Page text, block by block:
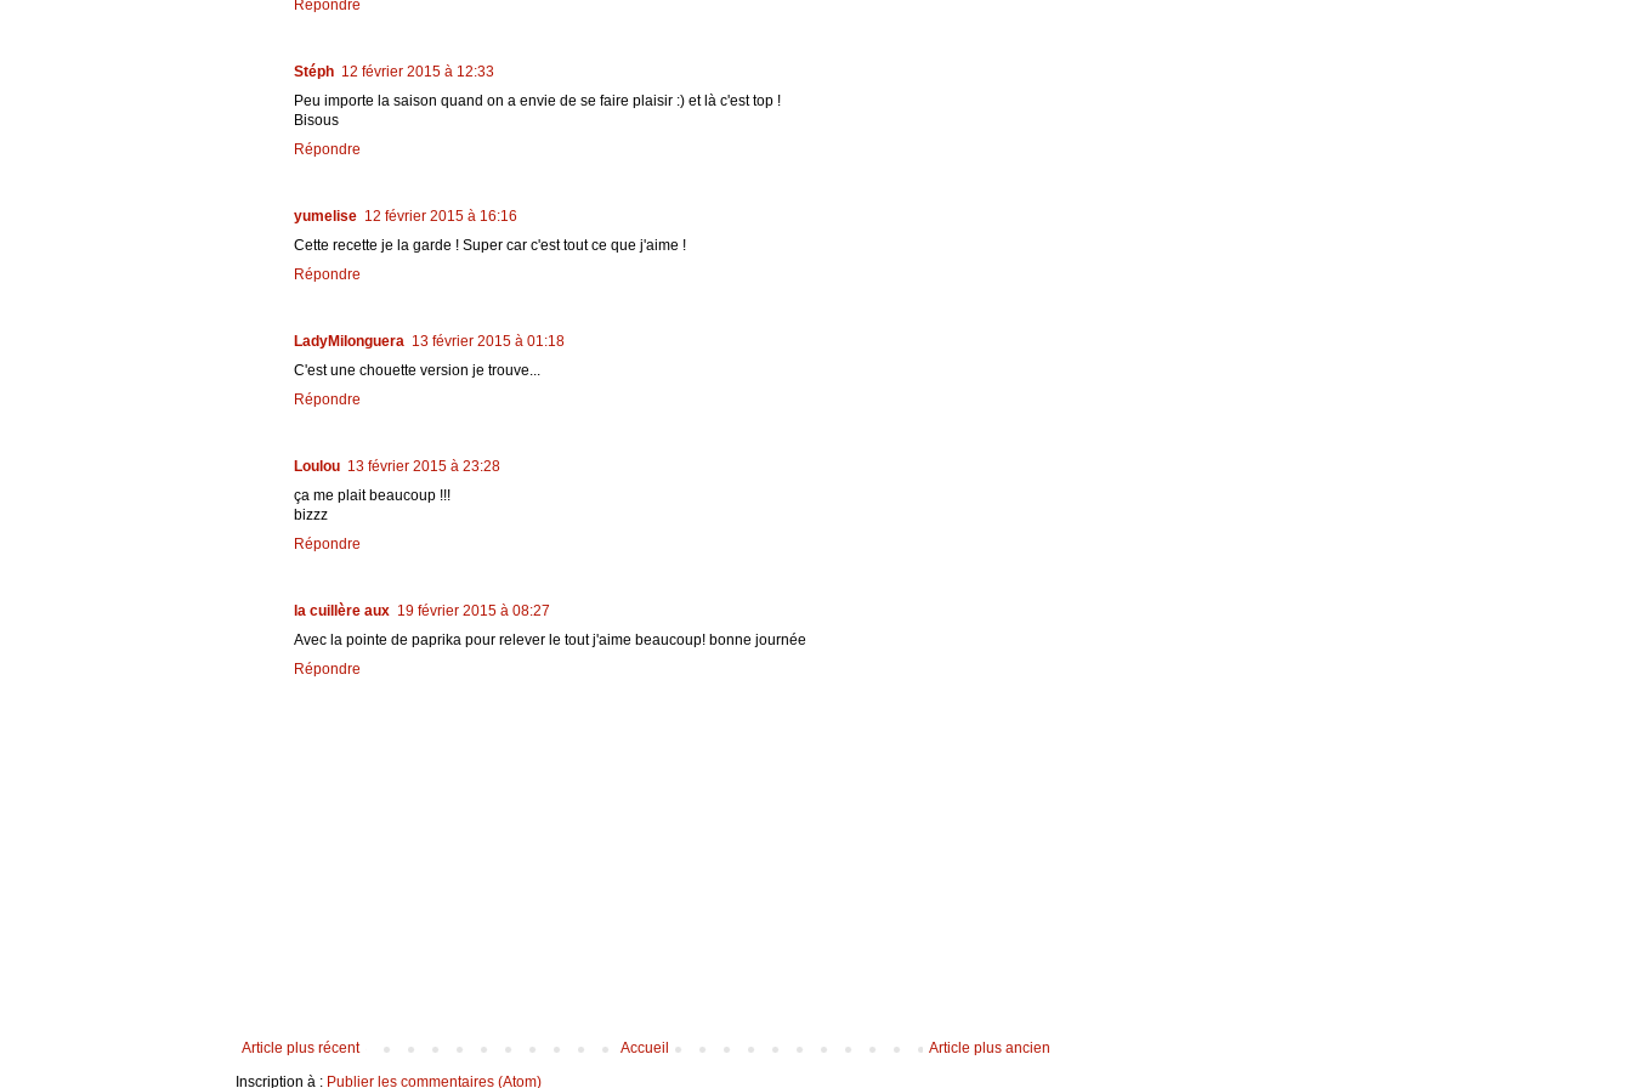
Répondre
Stéph 12 février 2015 à 12:33
Peu importe la saison quand on a envie de se faire plaisir :) et là c'est top !
Bisous
Répondre
yumelise 12 février 2015 à 16:16
Cette recette je la garde ! Super car c'est tout ce que j'aime !
Répondre
LadyMilonguera 13 février 2015 à 01:18
C'est une chouette version je trouve...
Répondre
Loulou 13 février 2015 à 23:28
ça me plait beaucoup !!!
bizzz
Répondre
la cuillère aux 19 février 2015 à 08:27
Avec la pointe de paprika pour relever le tout j'aime beaucoup! bonne journée
Répondre
Article plus récent Article plus ancien
Accueil
Inscription à : Publier les commentaires (Atom)